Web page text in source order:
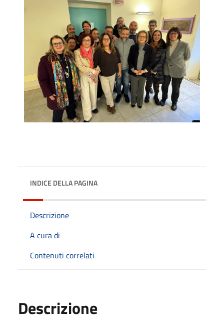
INDICE DELLA PAGINA
Descrizione
A cura di
Contenuti correlati
Descrizione